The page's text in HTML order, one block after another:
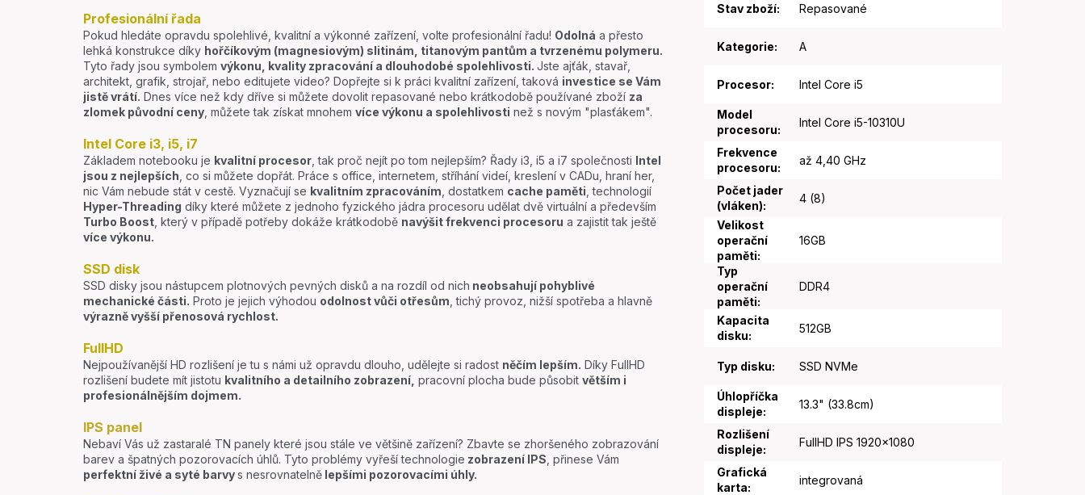
Profesionální řada
Pokud hledáte opravdu spolehlivé, kvalitní a výkonné zařízení, volte profesionální řadu! Odolná a přesto
lehká konstrukce díky hořčíkovým (magnesiovým) slitinám, titanovým pantům a tvrzenému polymeru.
Tyto řady jsou symbolem výkonu, kvality zpracování a dlouhodobé spolehlivosti. Jste ajťák, stavař,
architekt, grafik, strojař, nebo editujete video? Dopřejte si k práci kvalitní zařízení, taková investice se Vám
jistě vrátí. Dnes více než kdy dříve si můžete dovolit repasované nebo krátkodobě používané zboží za
zlomek původní ceny , můžete tak získat mnohem více výkonu a spolehlivosti než s novým "plasťákem".
Intel Core i3, i5, i7
Základem notebooku je kvalitní procesor , tak proč nejít po tom nejlepším? Řady i3, i5 a i7 společnosti Intel
jsou z nejlepších , co si můžete dopřát. Práce s office, internetem, stříhání videí, kreslení v CADu, hraní her,
nic Vám nebude stát v cestě. Vyznačují se kvalitním zpracováním , dostatkem cache paměti , technologií
Hyper-Threading díky které můžete z jednoho fyzického jádra procesoru udělat dvě virtuální a především
Turbo Boost , který v případě potřeby dokáže krátkodobě navýšit frekvenci procesoru a zajistit tak ještě
více výkonu.
SSD disk
SSD disky jsou nástupcem plotnových pevných disků a na rozdíl od nich neobsahují pohyblivé
mechanické části. Proto je jejich výhodou odolnost vůči otřesům , tichý provoz, nižší spotřeba a hlavně
výrazně vyšší přenosová rychlost.
FullHD
Nejpoužívanější HD rozlišení je tu s námi už opravdu dlouho, udělejte si radost něčím lepším. Díky FullHD
rozlišení budete mít jistotu kvalitního a detailního zobrazení, pracovní plocha bude působit větším i
profesionálnějším dojmem.
IPS panel
Nebaví Vás už zastaralé TN panely které jsou stále ve většině zařízení? Zbavte se zhoršeného zobrazování
barev a špatných pozorovacích úhlů. Tyto problémy vyřeší technologie zobrazení IPS , přinese Vám
perfektní živé a syté barvys nesrovnatelně lepšími pozorovacími úhly.
Stav zboží: Repasované
Kategorie: A
Procesor: Intel Core i5
Model
procesoru:
Intel Core i5-10310U
Frekvence
procesoru:
až 4,40 GHz
Počet jader
(vláken):
4 (8)
Velikost
operační
paměti:
16GB
Typ
operační
paměti:
DDR4
Kapacita
disku:
512GB
Typ disku: SSD NVMe
Úhlopříčka
displeje:
13.3" (33.8cm)
Rozlišení
displeje:
FullHD IPS 1920x1080
Grafická
karta:
integrovaná